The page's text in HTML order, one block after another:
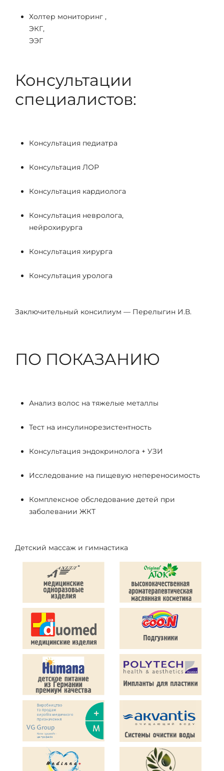
Холтер мониторинг ,
ЭКГ,
ЭЭГ
Консультации
специалистов:
Консультация педиатра
Консультация ЛОР
Консультация кардиолога
Консультация невролога,
нейрохирурга
Консультация хирурга
Консультация уролога
Заключительный консилиум — Перелыгин И.В.
ПО ПОКАЗАНИЮ
Анализ волос на тяжелые металлы
Тест на инсулинорезистентность
Консультация эндокринолога + УЗИ
Исследование на пищевую непереносимость
Комплексное обследование детей при
заболевании ЖКТ
Детский массаж и гимнастика